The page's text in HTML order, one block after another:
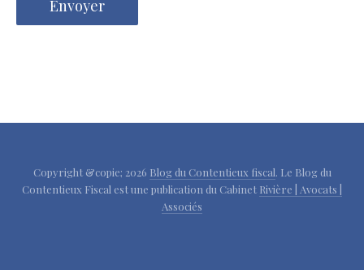
Copyright &copie; 2026 Blog du Contentieux fiscal. Le Blog du
Contentieux Fiscal est une publication du Cabinet Rivière | Avocats |
Associés